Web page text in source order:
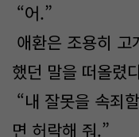
“어.”
애환은 조용히 고
했던 말을 떠올렸
“내 잘못을 속죄
면 허락해 줘.”